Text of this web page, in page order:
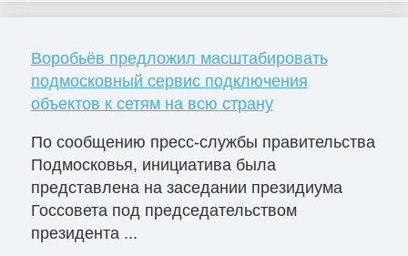
Воробьёв предложил масштабировать
подмосковный сервис подключения
объектов к сетям на всю страну
По сообщению пресс-службы правительства
Подмосковья, инициатива была
представлена на заседании президиума
Госсовета под председательством
президента ...